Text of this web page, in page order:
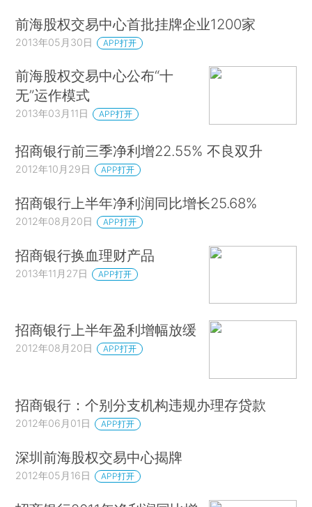
前海股权交易中心首批挂牌企业1200家
2013年05月30日 APP打开
前海股权交易中心公布“十
无”运作模式
2013年03月11日 APP打开
招商银行前三季净利增22.55% 不良双升
2012年10月29日 APP打开
招商银行上半年净利润同比增长25.68%
2012年08月20日 APP打开
招商银行换血理财产品
2013年11月27日 APP打开
招商银行上半年盈利增幅放缓
2012年08月20日 APP打开
招商银行：个别分支机构违规办理存贷款
2012年06月01日 APP打开
深圳前海股权交易中心揭牌
2012年05月16日 APP打开